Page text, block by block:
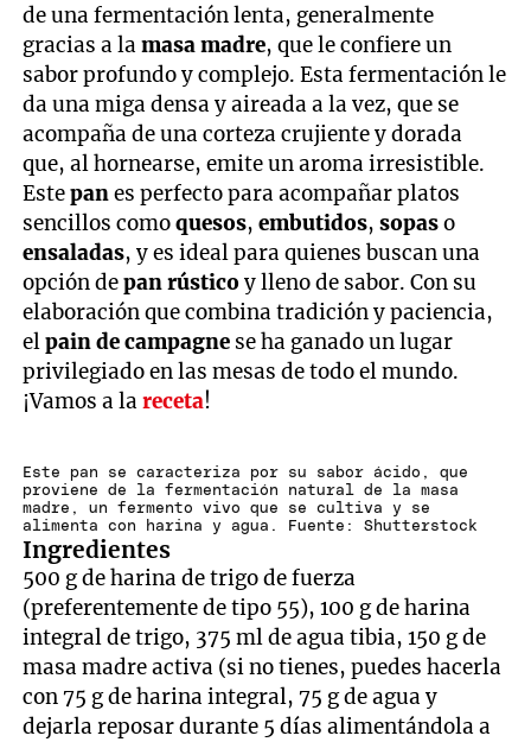
de una fermentación lenta, generalmente
gracias a lamasa madre, que le confiere un
sabor profundo y complejo. Esta fermentación le
da una miga densa y aireada a la vez, que se
acompaña de una corteza crujiente y dorada
que, al hornearse, emite un aroma irresistible.
Estepanes perfecto para acompañar platos
sencillos comoquesos,embutidos,sopaso
ensaladas, y es ideal para quienes buscan una
opción depan rústicoy lleno de sabor. Con su
elaboración que combina tradición y paciencia,
elpain de campagne se ha ganado un lugar
privilegiado en las mesas de todo el mundo.
¡Vamos a lareceta!
Este pan se caracteriza por su sabor ácido, que
proviene de la fermentación natural de la masa
madre, un fermento vivo que se cultiva y se
alimenta con harina y agua. Fuente: Shutterstock
Ingredientes
500 g de harina de trigo de fuerza
(preferentemente de tipo 55), 100 g de harina
integral de trigo, 375 ml de agua tibia, 150 g de
masa madre activa (si no tienes, puedes hacerla
con 75 g de harina integral, 75 g de agua y
dejarla reposar durante 5 días alimentándola a